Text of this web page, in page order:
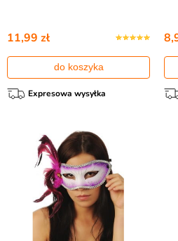
11,99 zł
do koszyka
Expresowa wysyłka